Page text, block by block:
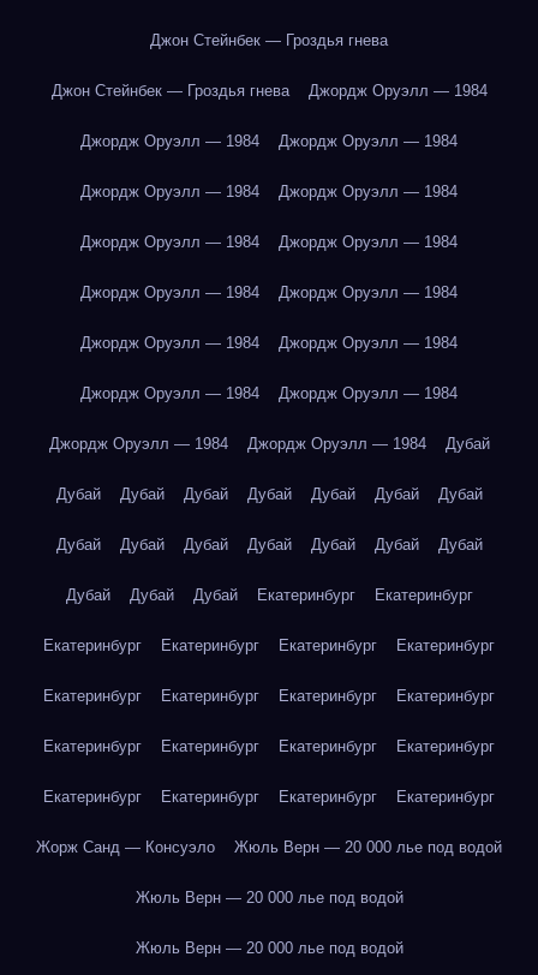
Джон Стейнбек — Гроздья гнева
Джон Стейнбек — Гроздья гнева Джордж Оруэлл — 1984
Джордж Оруэлл — 1984 Джордж Оруэлл — 1984
Джордж Оруэлл — 1984 Джордж Оруэлл — 1984
Джордж Оруэлл — 1984 Джордж Оруэлл — 1984
Джордж Оруэлл — 1984 Джордж Оруэлл — 1984
Джордж Оруэлл — 1984 Джордж Оруэлл — 1984
Джордж Оруэлл — 1984 Джордж Оруэлл — 1984
Джордж Оруэлл — 1984 Джордж Оруэлл — 1984 Дубай
Дубай Дубай Дубай Дубай Дубай Дубай Дубай
Дубай Дубай Дубай Дубай Дубай Дубай Дубай
Дубай Дубай Дубай Екатеринбург Екатеринбург
Екатеринбург Екатеринбург Екатеринбург Екатеринбург
Екатеринбург Екатеринбург Екатеринбург Екатеринбург
Екатеринбург Екатеринбург Екатеринбург Екатеринбург
Екатеринбург Екатеринбург Екатеринбург Екатеринбург
Жорж Санд — Консуэло Жюль Верн — 20 000 лье под водой
Жюль Верн — 20 000 лье под водой
Жюль Верн — 20 000 лье под водой